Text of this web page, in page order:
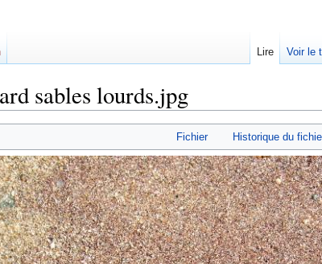
sables lourds.jpg
Fichier Historique du
Lire Voir le